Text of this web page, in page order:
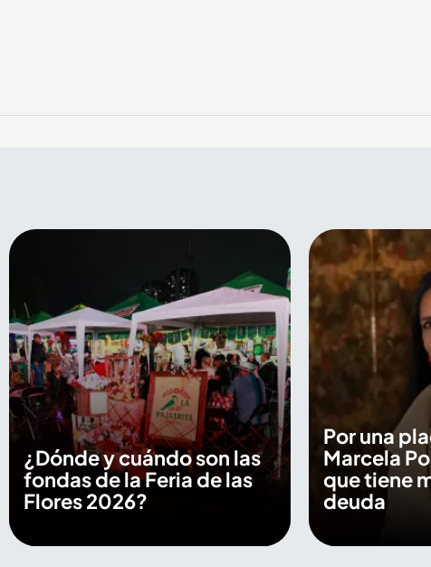
¿Dónde y cuándo son las
fondas de la Feria de las
Flores 2026?
Por una
Marcela
que tiene
deuda